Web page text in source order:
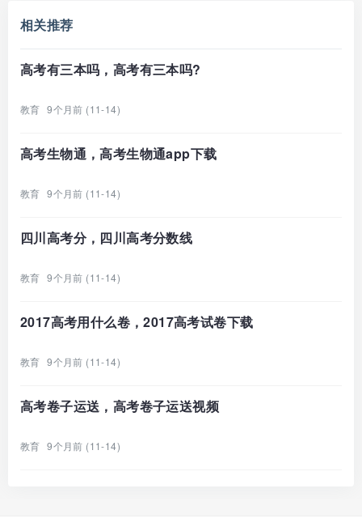
相关推荐
高考有三本吗，高考有三本吗?
教育 9个月前 (11-14)
高考生物通，高考生物通app下载
教育 9个月前 (11-14)
四川高考分，四川高考分数线
教育 9个月前 (11-14)
2017高考用什么卷，2017高考试卷下载
教育 9个月前 (11-14)
高考卷子运送，高考卷子运送视频
教育 9个月前 (11-14)